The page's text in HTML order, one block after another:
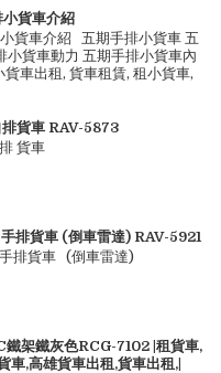
貨車介紹
貨車介紹 五期手排小貨車 五
小貨車動力 五期手排小貨車內
車出租, 貨車租賃, 租小貨車,
貨車 RAV-5873
貨車
排貨車 (倒車雷達) RAV-5921
排貨車 (倒車雷達)
架鐵灰色RCG-7102 |租貨車,
車,高雄貨車出租,貨車出租,|